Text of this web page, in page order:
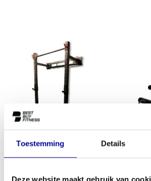
Toestemming Details
Deze website maakt gebruik van
ATHLETIC PERFORMANCE